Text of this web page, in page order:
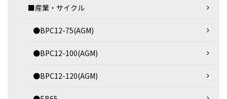
■産業・サイクル
●BPC12-75(AGM)
●BPC12-100(AGM)
●BPC12-120(AGM)